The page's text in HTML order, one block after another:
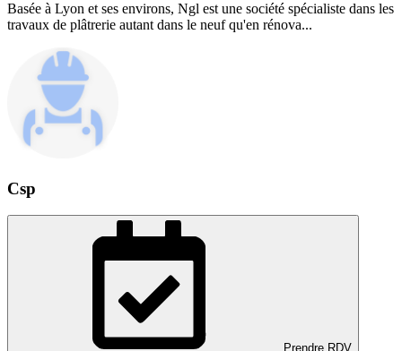
Basée à Lyon et ses environs, Ngl est une société spécialiste dans les
travaux de plâtrerie autant dans le neuf qu'en rénova...
Csp
Prendre RDV